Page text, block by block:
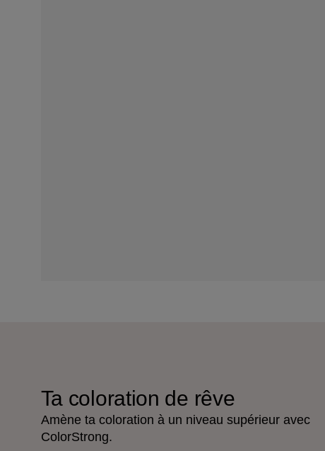
Ta coloration de rêve
Amène ta coloration à un niveau supérieur avec
ColorStrong.